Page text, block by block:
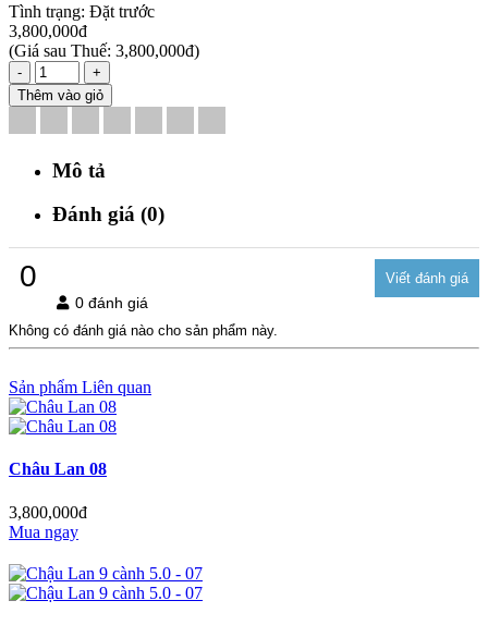
Tình trạng: Đặt trước
3,800,000đ
(Giá sau Thuế: 3,800,000đ)
-
+
Thêm vào giỏ
Mô tả
Đánh giá (0)
0
0 đánh giá
Không có đánh giá nào cho sản phẩm này.
Sản phẩm Liên quan
Châu Lan 08
3,800,000đ
Mua ngay